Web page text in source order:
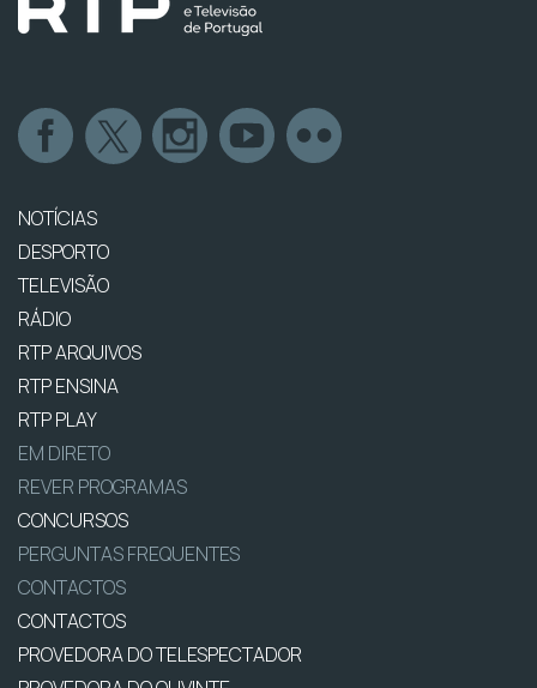
NOTÍCIAS
DESPORTO
TELEVISÃO
RÁDIO
RTP ARQUIVOS
RTP ENSINA
RTP PLAY
EM DIRETO
REVER PROGRAMAS
CONCURSOS
PERGUNTAS FREQUENTES
CONTACTOS
CONTACTOS
PROVEDORA DO TELESPECTADOR